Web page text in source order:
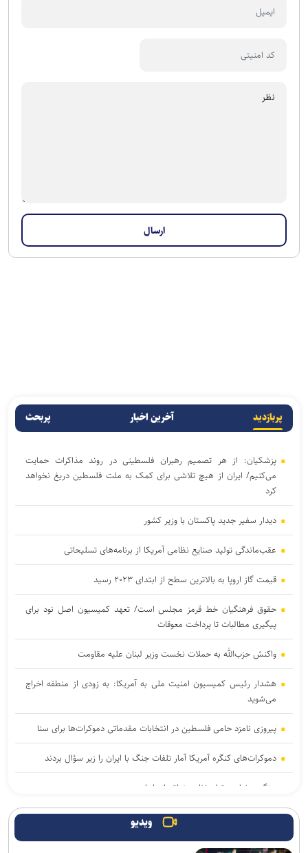
پربازدید آخرین اخبار پربحث
پزشکیان: از هر تصمیم رهبران فلسطینی در روند مذاکرات حمایت
می‌کنیم/ ایران از هیچ تلاشی برای کمک به ملت فلسطین دریغ نخواهد
کرد
دیدار سفیر جدید پاکستان با وزیر کشور
عقب‌ماندگی تولید صنایع نظامی آمریکا از برنامه‌های تسلیحاتی
قیمت گاز اروپا به بالاترین سطح از ابتدای ۲۰۲۳ رسید
حقوق فرهنگیان خط قرمز مجلس است/ تعهد کمیسیون اصل نود برای
پیگیری مطالبات تا پرداخت معوقات
واکنش حزب‌الله به حملات نخست‌ وزیر لبنان علیه مقاومت
هشدار رئیس کمیسیون امنیت ملی به آمریکا: به زودی از منطقه اخراج
می‌شوید
پیروزی نامزد حامی فلسطین در انتخابات مقدماتی دموکرات‌ها برای سنا
دموکرات‌های کنگره آمریکا آمار تلفات جنگ با ایران را زیر سؤال بردند
جنگ رمضان و تولد نظم منطقه ای ایران
یمن: هشتمین نفتکش سعودی را در شمال دریای سرخ هدف قرار دادیم
سی‌بی‌اس: آمریکا بخش عمده ذخایر موشک‌های دوربرد خود را مصرف
ویدیو